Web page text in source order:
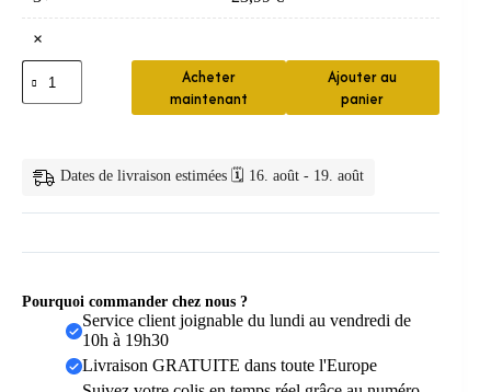
×
quantité
de
Orthodontie
Acheter
maintenant
Ajouter au
panier
Dates de livraison estimées 🗓️ 16. août - 19. août
Pourquoi commander chez nous ?
Service client joignable du lundi au vendredi de
10h à 19h30
Livraison GRATUITE dans toute l'Europe